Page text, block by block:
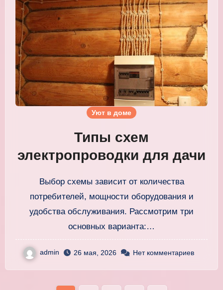
Уют в доме
Типы схем
электропроводки для дачи
Выбор схемы зависит от количества
потребителей, мощности оборудования и
удобства обслуживания. Рассмотрим три
основных варианта:…
admin 26 мая, 2026 Нет комментариев